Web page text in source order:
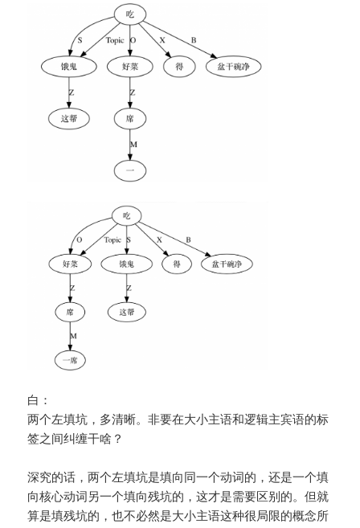
白：
两个左填坑，多清晰。非要在大小主语和逻辑主宾语的标
签之间纠缠干啥？
深究的话，两个左填坑是填向同一个动词的，还是一个填
向核心动词另一个填向残坑的，这才是需要区别的。但就
算是填残坑的，也不必然是大小主语这种很局限的概念所